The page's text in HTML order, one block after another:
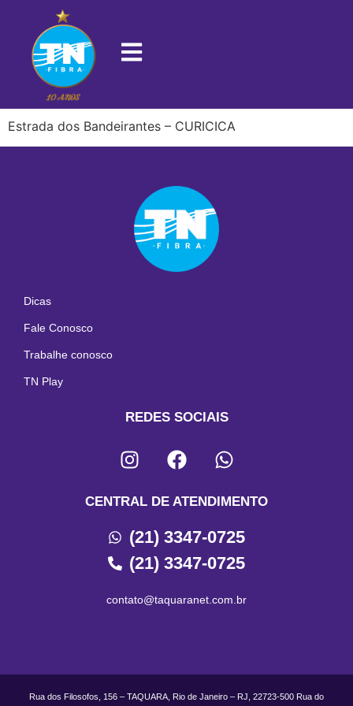
22775-110
Estrada dos Bandeirantes – CURICICA
Dicas
Fale Conosco
Trabalhe conosco
TN Play
REDES SOCIAIS
CENTRAL DE ATENDIMENTO
(21) 3347-0725
(21) 3347-0725
contato@taquaranet.com.br
Rua dos Filosofos, 156 – TAQUARA, Rio de Janeiro – RJ, 22723-500 Rua do